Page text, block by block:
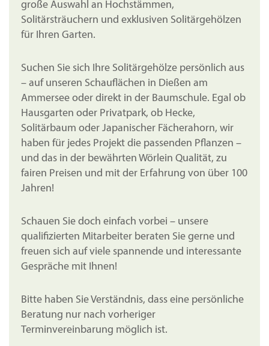
große Auswahl an Hochstämmen,
Solitärsträuchern und exklusiven Solitärgehölzen
für Ihren Garten.
Suchen Sie sich Ihre Solitärgehölze persönlich aus
– auf unseren Schauflächen in Dießen am
Ammersee oder direkt in der Baumschule. Egal ob
Hausgarten oder Privatpark, ob Hecke,
Solitärbaum oder Japanischer Fächerahorn, wir
haben für jedes Projekt die passenden Pflanzen –
und das in der bewährten Wörlein Qualität, zu
fairen Preisen und mit der Erfahrung von über 100
Jahren!
Schauen Sie doch einfach vorbei – unsere
qualifizierten Mitarbeiter beraten Sie gerne und
freuen sich auf viele spannende und interessante
Gespräche mit Ihnen!
Bitte haben Sie Verständnis, dass eine persönliche
Beratung nur nach vorheriger
Terminvereinbarung möglich ist.